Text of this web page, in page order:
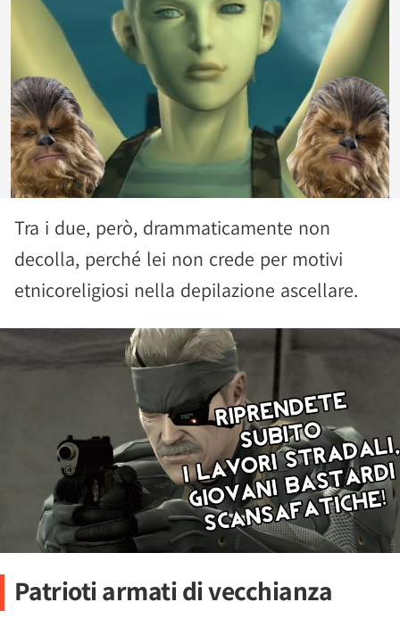
Tra i due, però, drammaticamente non
decolla, perché lei non crede per motivi
etnicoreligiosi nella depilazione ascellare.
Patrioti armati di vecchianza